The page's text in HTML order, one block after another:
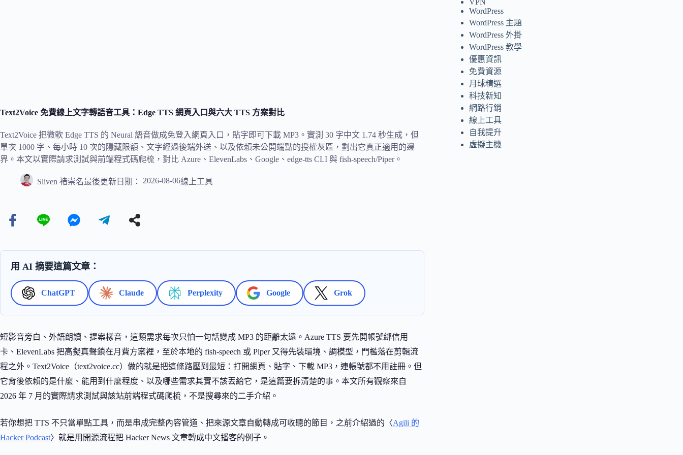
Text2Voice 免費線上文字轉語音工具：Edge TTS 網頁入口與六大 TTS 方案對比
Text2Voice 把微軟 Edge TTS 的 Neural 語音做成免登入網頁入口，貼字即可下載 MP3。實測 30 字中文 1.74 秒生成，但
單次 1000 字、每小時 10 次的隱藏限額、文字經過後端外送、以及依賴未公開端點的授權灰區，劃出它真正適用的邊
界。本文以實際請求測試與前端程式碼爬梳，對比 Azure、ElevenLabs、Google、edge-tts CLI 與 fish-speech/Piper。
Sliven 褚崇名最後更新日期： 2026-08-06線上工具
用 AI 摘要這篇文章：
ChatGPT Claude Perplexity Google Grok
短影音旁白、外語朗讀、提案樣音，這類需求每次只怕一句話變成 MP3 的距離太遠。Azure TTS 要先開帳號綁信用
卡、ElevenLabs 把高擬真聲鎖在月費方案裡，至於本地的 fish-speech 或 Piper 又得先裝環境、調模型，門檻落在剪輯流
程之外。Text2Voice（text2voice.cc）做的就是把這條路壓到最短：打開網頁、貼字、下載 MP3，連帳號都不用註冊。但
它背後依賴的是什麼、能用到什麼程度、以及哪些需求其實不該丟給它，是這篇要拆清楚的事。本文所有觀察來自
2026 年 7 月的實際請求測試與該站前端程式碼爬梳，不是搜尋來的二手介紹。
若你想把 TTS 不只當單點工具，而是串成完整內容管道、把來源文章自動轉成可收聽的節目，之前介紹過的〈Agili 的
Hacker Podcast〉就是用開源流程把 Hacker News 文章轉成中文播客的例子。
WordPress
WordPress 主題
WordPress 外掛
WordPress 教學
優惠資訊
免費資源
月球精選
科技新知
網路行銷
線上工具
自我提升
虛擬主機